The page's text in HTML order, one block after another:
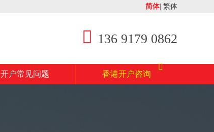
简体| 繁体
136 9179 0862
开户常见问题 香港开户咨询